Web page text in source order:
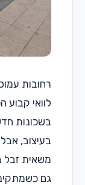
רחובות
לוואי קבוע
בשכונות
בעיצוב,
משאית זבל
גם